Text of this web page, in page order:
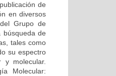
de
en diversos
Grupo de
búsqueda de
tales como
su espectro
molecular.
Molecular: